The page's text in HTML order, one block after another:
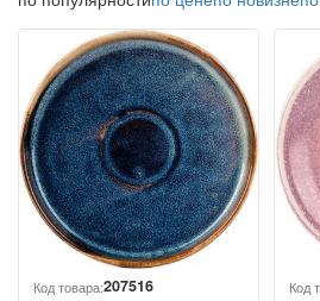
Код товара:207516 Код